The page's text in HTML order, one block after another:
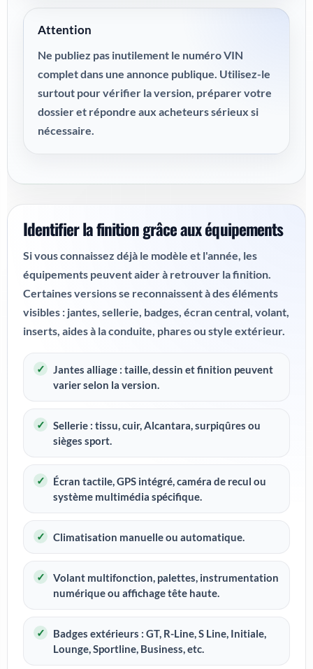
Attention
Ne publiez pas inutilement le numéro VIN
complet dans une annonce publique. Utilisez-le
surtout pour vérifier la version, préparer votre
dossier et répondre aux acheteurs sérieux si
nécessaire.
Identifier la finition grâce aux équipements
Si vous connaissez déjà le modèle et l'année, les
équipements peuvent aider à retrouver la finition.
Certaines versions se reconnaissent à des éléments
visibles : jantes, sellerie, badges, écran central, volant,
inserts, aides à la conduite, phares ou style extérieur.
Jantes alliage : taille, dessin et finition peuvent
varier selon la version.
Sellerie : tissu, cuir, Alcantara, surpiqûres ou
sièges sport.
Écran tactile, GPS intégré, caméra de recul ou
système multimédia spécifique.
Climatisation manuelle ou automatique.
Volant multifonction, palettes, instrumentation
numérique ou affichage tête haute.
Badges extérieurs : GT, R-Line, S Line, Initiale,
Lounge, Sportline, Business, etc.